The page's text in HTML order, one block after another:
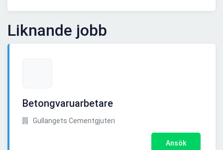
Liknande jobb
Betongvaruarbetare
Gullängets Cementgjuteri
Ansök